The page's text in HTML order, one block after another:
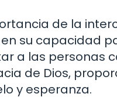
de la
su capacidad
a las personas
de Dios,
y esperanza.